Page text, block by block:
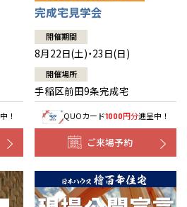
！
完成宅見学会
開催期間
8月22日(土)・23日(日)
開催場所
手稲区前田9条完成宅
QUOカード1000円分進呈中！
ご来場予約
市